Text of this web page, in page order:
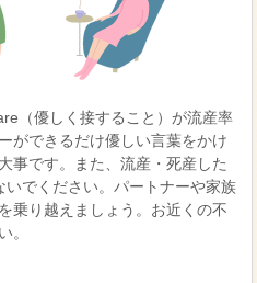
（優しく接すること）が流産率
ができるだけ優しい言葉をかけ
事です。また、流産・死産した
でください。パートナーや家族
乗り越えましょう。お近くの不
。